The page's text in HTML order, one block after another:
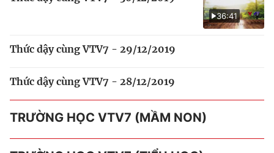
36:41
Thức dậy cùng VTV7 - 29/12/2019
Thức dậy cùng VTV7 - 28/12/2019
TRƯỜNG HỌC VTV7 (MẦM NON)